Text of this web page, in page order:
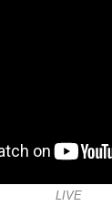
LIVE